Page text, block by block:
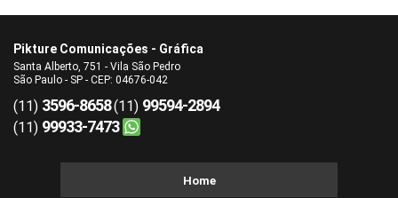
Pikture Comunicações - Gráfica
Santa Alberto, 751 - Vila São Pedro
São Paulo - SP - CEP: 04676-042
(11) 3596-8658(11) 99594-2894
(11) 99933-7473
Home